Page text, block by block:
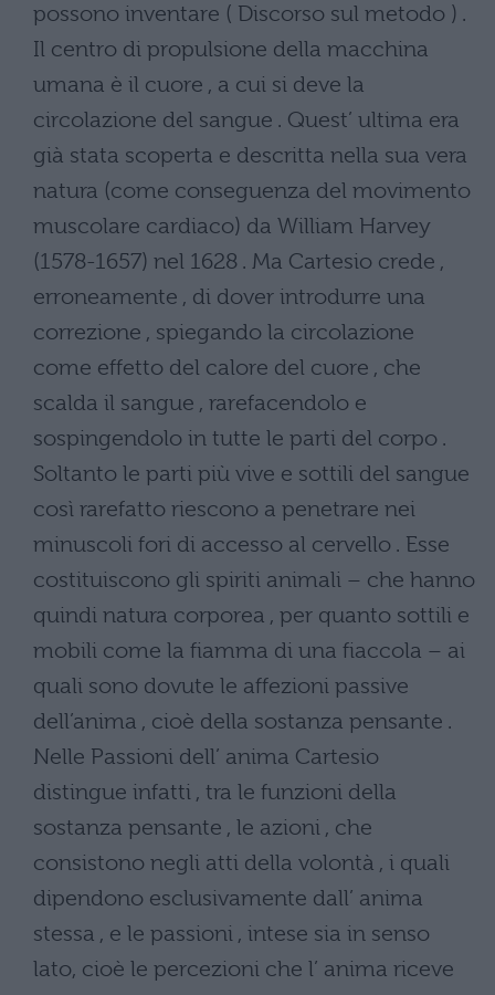
possono inventare ( Discorso sul metodo ) .
Il centro di propulsione della macchina
umana è il cuore , a cui si deve la
circolazione del sangue . Quest’ ultima era
già stata scoperta e descritta nella sua vera
natura (come conseguenza del movimento
muscolare cardiaco) da William Harvey
(1578-1657) nel 1628 . Ma Cartesio crede ,
erroneamente , di dover introdurre una
correzione , spiegando la circolazione
come effetto del calore del cuore , che
scalda il sangue , rarefacendolo e
sospingendolo in tutte le parti del corpo .
Soltanto le parti più vive e sottili del sangue
così rarefatto riescono a penetrare nei
minuscoli fori di accesso al cervello . Esse
costituiscono gli spiriti animali – che hanno
quindi natura corporea , per quanto sottili e
mobili come la fiamma di una fiaccola – ai
quali sono dovute le affezioni passive
dell’anima , cioè della sostanza pensante .
Nelle Passioni dell’ anima Cartesio
distingue infatti , tra le funzioni della
sostanza pensante , le azioni , che
consistono negli atti della volontà , i quali
dipendono esclusivamente dall’ anima
stessa , e le passioni , intese sia in senso
lato, cioè le percezioni che l’ anima riceve